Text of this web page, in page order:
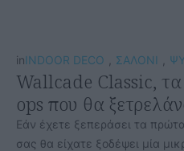
inINDOOR DECO ΣΑΛΟΝΙ
Wallcade Classic,
ops που θα
Εάν έχετε ξεπεράσει τα
σας θα είχατε ξοδέψει μία